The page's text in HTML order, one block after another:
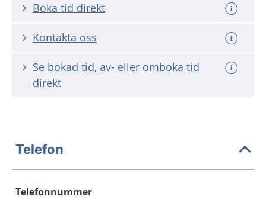
Boka tid direkt
Kontakta oss
Se bokad tid, av- eller omboka tid
direkt
Telefon
Telefonnummer